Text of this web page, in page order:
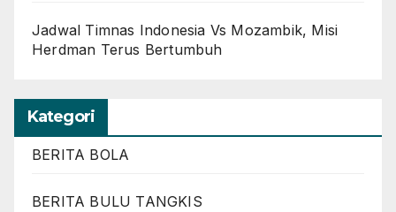
Jadwal Timnas Indonesia Vs Mozambik, Misi
Herdman Terus Bertumbuh
Kategori
BERITA BOLA
BERITA BULU TANGKIS